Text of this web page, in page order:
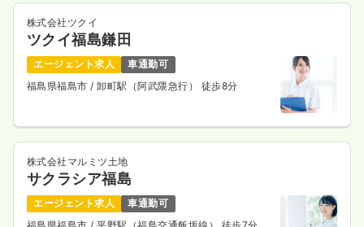
株式会社ツクイ
ツクイ福島鎌田
エージェント求人
車通勤可
福島県福島市 / 卸町駅（阿武隈急行） 徒歩8分
株式会社マルミツ土地
サクラシア福島
エージェント求人
車通勤可